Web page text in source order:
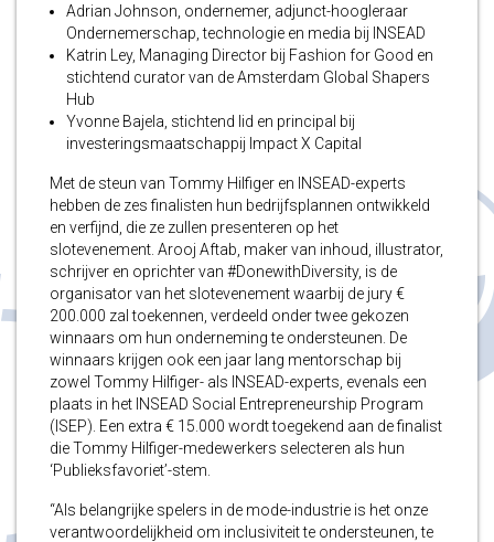
Adrian Johnson, ondernemer, adjunct-hoogleraar
Ondernemerschap, technologie en media bij INSEAD
Katrin Ley, Managing Director bij Fashion for Good en
stichtend curator van de Amsterdam Global Shapers
Hub
Yvonne Bajela, stichtend lid en principal bij
investeringsmaatschappij Impact X Capital
Met de steun van Tommy Hilfiger en INSEAD-experts
hebben de zes finalisten hun bedrijfsplannen ontwikkeld
en verfijnd, die ze zullen presenteren op het
slotevenement. Arooj Aftab, maker van inhoud, illustrator,
schrijver en oprichter van #DonewithDiversity, is de
organisator van het slotevenement waarbij de jury €
200.000 zal toekennen, verdeeld onder twee gekozen
winnaars om hun onderneming te ondersteunen. De
winnaars krijgen ook een jaar lang mentorschap bij
zowel Tommy Hilfiger- als INSEAD-experts, evenals een
plaats in het INSEAD Social Entrepreneurship Program
(ISEP). Een extra € 15.000 wordt toegekend aan de finalist
die Tommy Hilfiger-medewerkers selecteren als hun
‘Publieksfavoriet’-stem.
“Als belangrijke spelers in de mode-industrie is het onze
verantwoordelijkheid om inclusiviteit te ondersteunen, te